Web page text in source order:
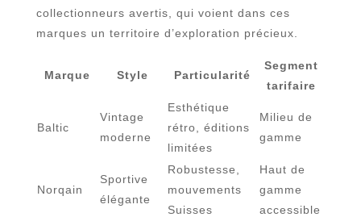
collectionneurs avertis, qui voient dans ces
marques un territoire d’exploration précieux.
Marque Style Particularité
Segment
tarifaire
Baltic
Vintage
moderne
Esthétique
rétro, éditions
limitées
Milieu de
gamme
Norqain
Sportive
élégante
Robustesse,
mouvements
Suisses
Haut de
gamme
accessible